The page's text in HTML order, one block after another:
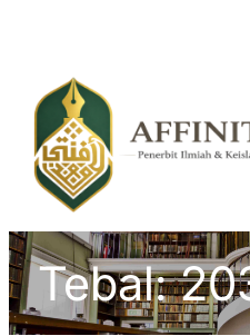
content
Tebal: